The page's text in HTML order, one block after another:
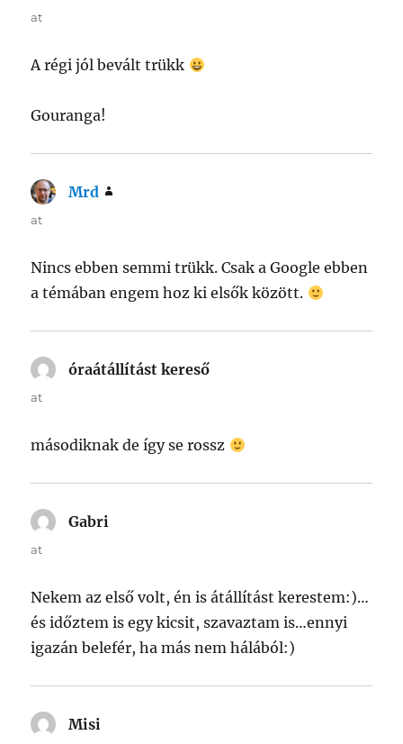
at
A régi jól bevált trükk
Gouranga!
Mrd
at
Nincs ebben semmi trükk. Csak a Google ebben
a témában engem hoz ki elsők között.
óraátállítást kereső
at
másodiknak de így se rossz
Gabri
at
Nekem az első volt, én is átállítást kerestem:)…
és időztem is egy kicsit, szavaztam is…ennyi
igazán belefér, ha más nem hálából:)
Misi